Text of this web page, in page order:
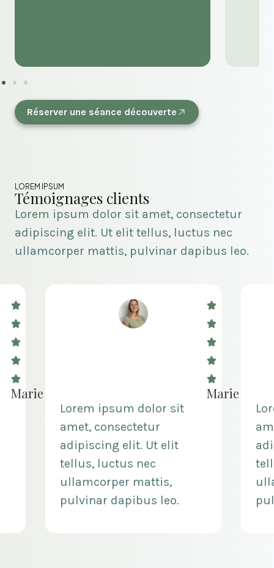
Réserver une séance découverte
LOREM IPSUM
Témoignages clients
Lorem ipsum dolor sit amet, consectetur
adipiscing elit. Ut elit tellus, luctus nec
ullamcorper mattis, pulvinar dapibus leo.
Marie Marie
Lorem ipsum dolor sit
amet, consectetur
adipiscing elit. Ut elit
tellus, luctus nec
ullamcorper mattis,
pulvinar dapibus leo.